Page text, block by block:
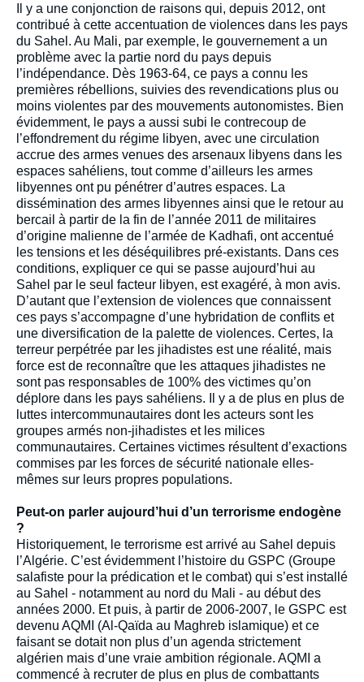
Il y a une conjonction de raisons qui, depuis 2012, ont
contribué à cette accentuation de violences dans les pays
du Sahel. Au Mali, par exemple, le gouvernement a un
problème avec la partie nord du pays depuis
l’indépendance. Dès 1963-64, ce pays a connu les
premières rébellions, suivies des revendications plus ou
moins violentes par des mouvements autonomistes. Bien
évidemment, le pays a aussi subi le contrecoup de
l’effondrement du régime libyen, avec une circulation
accrue des armes venues des arsenaux libyens dans les
espaces sahéliens, tout comme d’ailleurs les armes
libyennes ont pu pénétrer d’autres espaces. La
dissémination des armes libyennes ainsi que le retour au
bercail à partir de la fin de l’année 2011 de militaires
d’origine malienne de l’armée de Kadhafi, ont accentué
les tensions et les déséquilibres pré-existants. Dans ces
conditions, expliquer ce qui se passe aujourd’hui au
Sahel par le seul facteur libyen, est exagéré, à mon avis.
D’autant que l’extension de violences que connaissent
ces pays s’accompagne d’une hybridation de conflits et
une diversification de la palette de violences. Certes, la
terreur perpétrée par les jihadistes est une réalité, mais
force est de reconnaître que les attaques jihadistes ne
sont pas responsables de 100% des victimes qu’on
déplore dans les pays sahéliens. Il y a de plus en plus de
luttes intercommunautaires dont les acteurs sont les
groupes armés non-jihadistes et les milices
communautaires. Certaines victimes résultent d’exactions
commises par les forces de sécurité nationale elles-
mêmes sur leurs propres populations.
Peut-on parler aujourd’hui d’un terrorisme endogène
?
Historiquement, le terrorisme est arrivé au Sahel depuis
l’Algérie. C’est évidemment l’histoire du GSPC (Groupe
salafiste pour la prédication et le combat) qui s’est installé
au Sahel - notamment au nord du Mali - au début des
années 2000. Et puis, à partir de 2006-2007, le GSPC est
devenu AQMI (Al-Qaïda au Maghreb islamique) et ce
faisant se dotait non plus d’un agenda strictement
algérien mais d’une vraie ambition régionale. AQMI a
commencé à recruter de plus en plus de combattants